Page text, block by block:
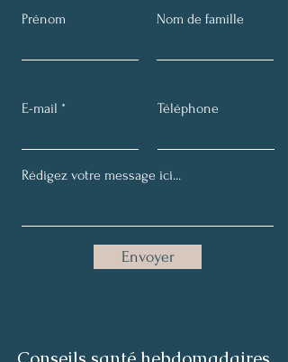
Prénom Nom de famille
E-mail Téléphone
Envoyer